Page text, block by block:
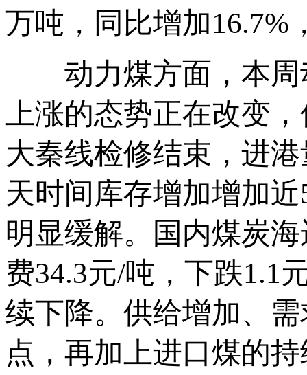
万吨，同比增加16.7%
动力煤方面，本周
上涨的态势正在改变
大秦线检修结束，进
天时间库存增加增加
明显缓解。国内煤炭
费34.3元/吨，下跌1.1
续下降。供给增加、
点，再加上进口煤的